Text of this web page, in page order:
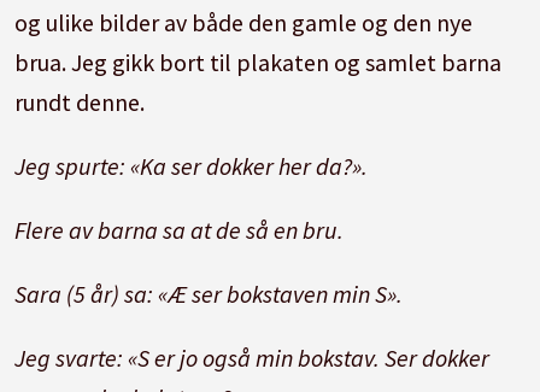
og ulike bilder av både den gamle og den nye
brua. Jeg gikk bort til plakaten og samlet barna
rundt denne.
Jeg spurte: «Ka ser dokker her da?».
Flere av barna sa at de så en bru.
Sara (5 år) sa: «Æ ser bokstaven min S».
Jeg svarte: «S er jo også min bokstav. Ser dokker